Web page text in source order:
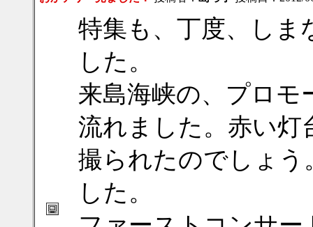
特集も、丁度、し
した。
来島海峡の、プロモ
流れました。赤い灯
撮られたのでしょ
した。